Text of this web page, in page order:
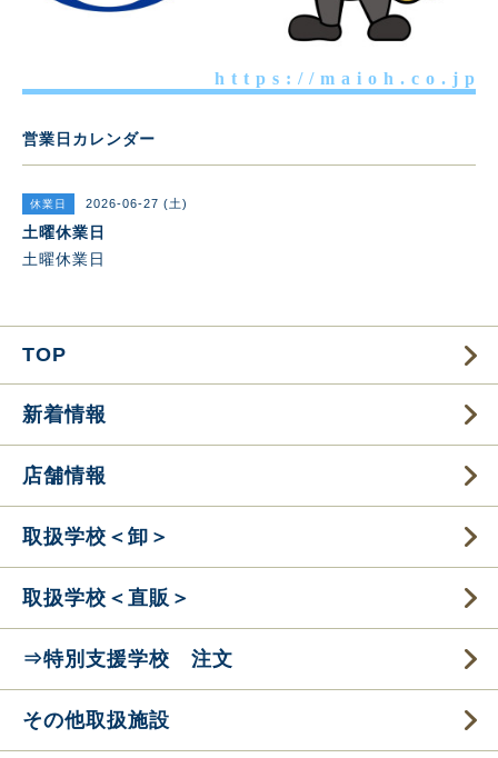
h t t p s : / / m a i o h . c o . j p
営業日カレンダー
休業日 2026-06-27 (土)
土曜休業日
土曜休業日
TOP
新着情報
店舗情報
取扱学校＜卸＞
取扱学校＜直販＞
⇒特別支援学校 注文
その他取扱施設